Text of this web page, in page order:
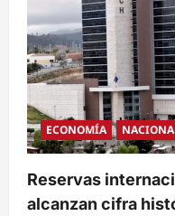
ECONOMÍA
Reservas
alcanzan cifra